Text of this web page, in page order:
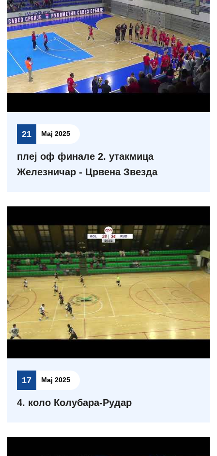
21 Мај 2025
плеј оф финале 2. утакмица
Железничар - Црвена Звезда
17 Мај 2025
4. коло Колубара-Рудар